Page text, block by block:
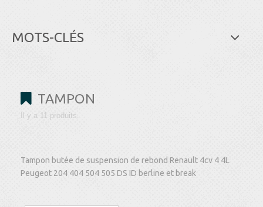
MOTS-CLÉS
TAMPON
Il y a 11 produits.
Tampon butée de suspension de rebond Renault 4cv 4 4L
Peugeot 204 404 504 505 DS ID berline et break